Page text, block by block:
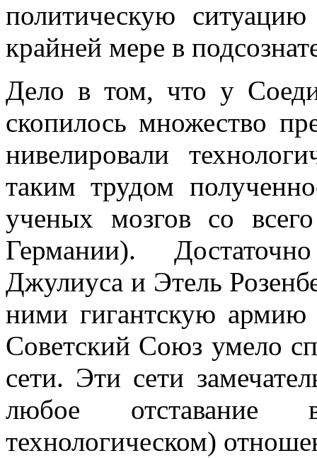
политическую
крайней мере в
Дело в том, что у
скопилось множество
нивелировали
таким трудом
ученых мозгов со
Германии).
Джулиуса и Этель
ними гигантскую армию
Советский Союз умело
сети. Эти сети
любое отставание
технологическом)